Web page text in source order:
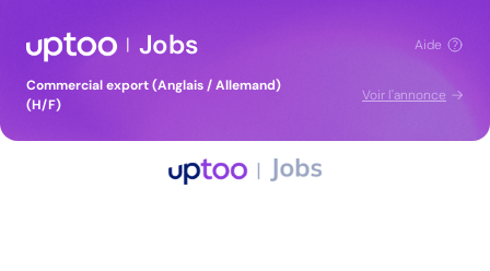
| Jobs Aide
Commercial export (Anglais / Allemand)
(H/F)
Voir l'annonce